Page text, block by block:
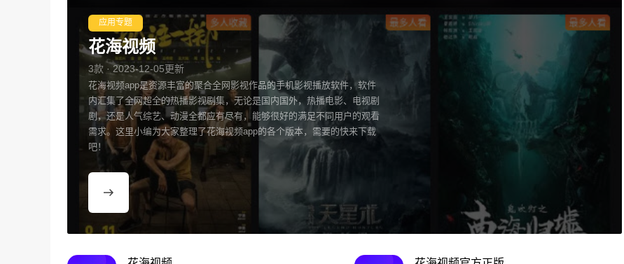
应用专题
花海视频
3款 · 2023-12-05更新
花海视频app是资源丰富的聚合全网影视作品的手机影视播放软件，软件
内汇集了全网超全的热播影视剧集，无论是国内国外，热播电影、电视剧
剧，还是人气综艺、动漫全都应有尽有，能够很好的满足不同用户的观看
需求。这里小编为大家整理了花海视频app的各个版本，需要的快来下载
吧！